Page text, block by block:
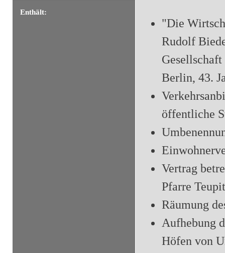
Enthält:
"Die
Rudolf
Berlin, 43.
öffentliche
Vertrag
Pfarre
Räumung
Aufhebung
Höfen von